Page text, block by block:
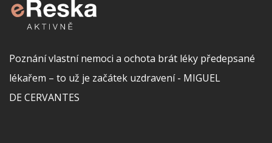
Poznání vlastní nemoci a ochota brát léky předepsané
lékařem – to už je začátek uzdravení - MIGUEL
DE CERVANTES